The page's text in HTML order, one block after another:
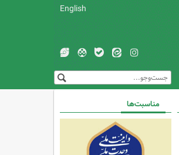
English
مناسبت‌ها